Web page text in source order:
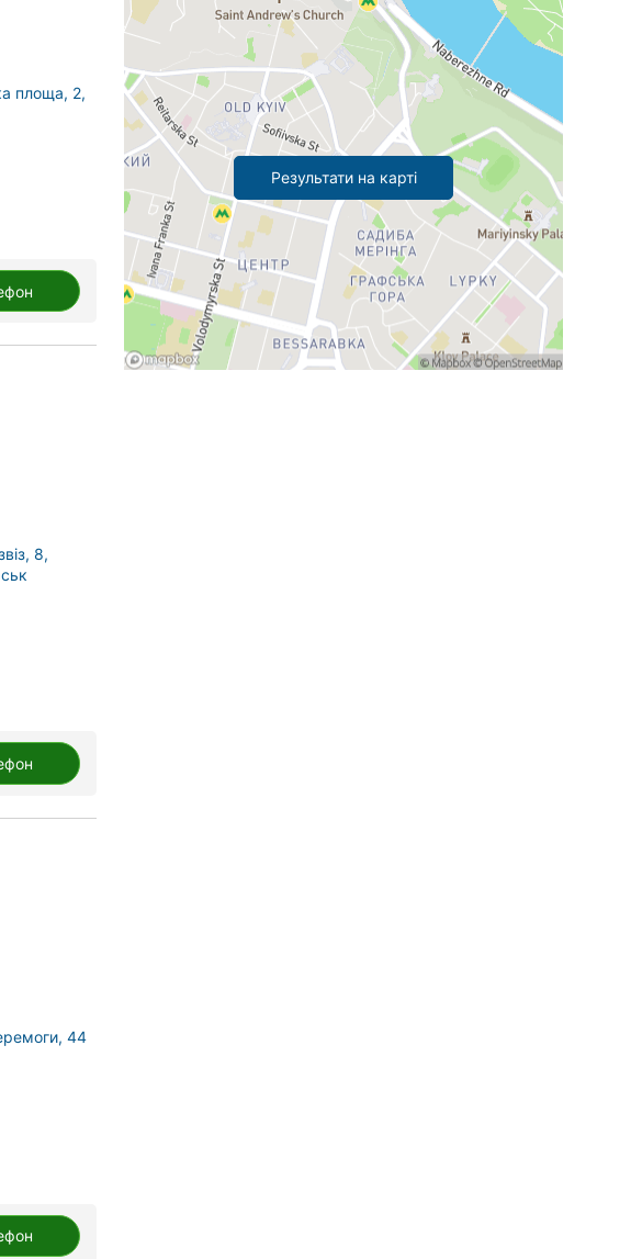
площа, 2,
8,
44
Результати на карті